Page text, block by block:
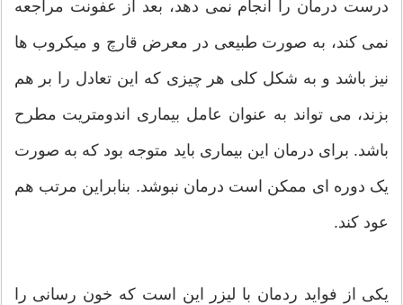
درست درمان را انجام نمی دهد، بعد از عفونت مراجعه
نمی کند، به صورت طبیعی در معرض قارچ و میکروب ها
نیز باشد و به شکل کلی هر چیزی که این تعادل را بر هم
بزند، می تواند به عنوان عامل بیماری اندومتریت مطرح
باشد. برای درمان این بیماری باید متوجه بود که به صورت
یک دوره ای ممکن است درمان نبوشد. بنابراین مرتب هم
عود کند.
یکی از فواید ردمان با لیزر این است که خون رسانی را